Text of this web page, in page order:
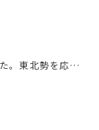
今年の甲子園が終わりました。東北勢を応援していましたが、準…